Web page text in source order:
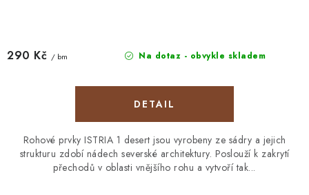
Na dotaz - obvykle skladem
290 Kč / bm
Rohové prvky ISTRIA 1 desert jsou vyrobeny ze sádry a jejich
strukturu zdobí nádech severské architektury. Poslouží k zakrytí
přechodů v oblasti vnějšího rohu a vytvoří tak...